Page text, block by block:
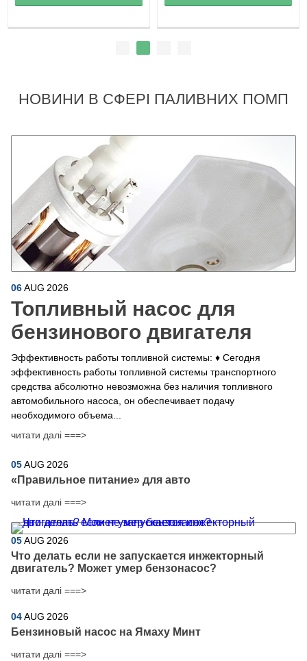
НОВИНИ В СФЕРІ ПАЛИВНИХ ПОМП
06AUG 2026
Топливный насос для
бензинового двигателя
Эффективность работы топливной системы: ♦ Сегодня
эффективность работы топливной системы транспортного
средства абсолютно невозможна без наличия топливного
автомобильного насоса, он обеспечивает подачу
необходимого объема...
читати далі ===>
05AUG 2026
​«Правильное питание» для авто
читати далі ===>
05AUG 2026
Что делать если не запускается инжекторный
двигатель? Может умер бензонасос?
читати далі ===>
04AUG 2026
Бензиновый насос на Ямаху Минт
читати далі ===>